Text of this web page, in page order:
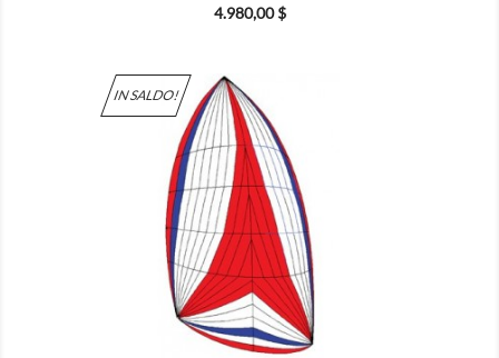
Prezzo
4.980,00 $
IN SALDO!
